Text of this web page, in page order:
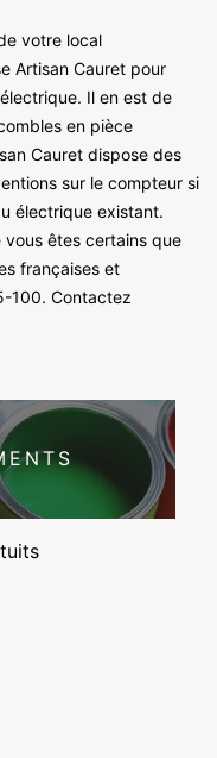
votre local
Artisan Cauret pour
Il en est de
en pièce
Cauret dispose des
sur le compteur si
électrique existant.
êtes certains que
françaises et
100. Contactez